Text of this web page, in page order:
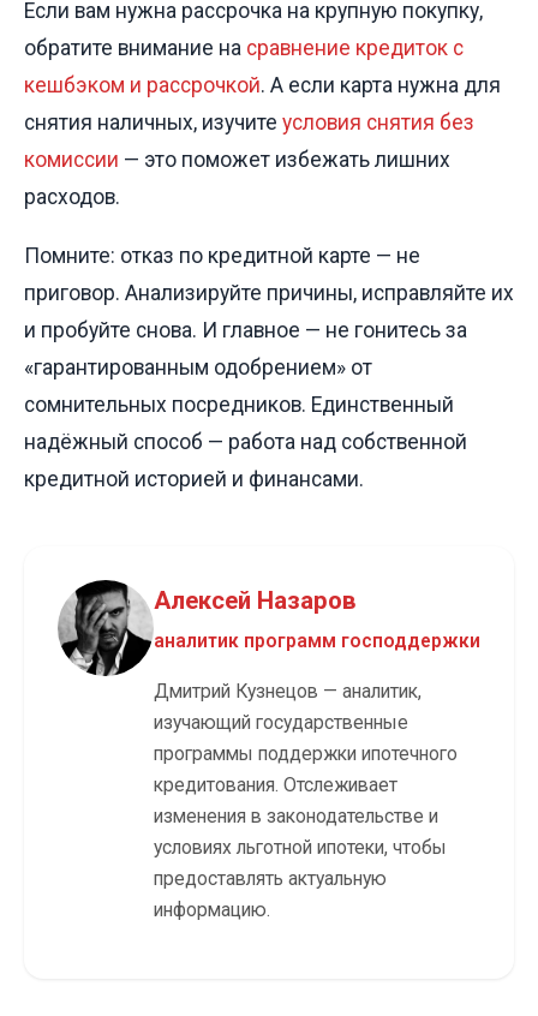
Если вам нужна рассрочка на крупную покупку,
обратите внимание на сравнение кредиток с
кешбэком и рассрочкой. А если карта нужна для
снятия наличных, изучите условия снятия без
комиссии — это поможет избежать лишних
расходов.
Помните: отказ по кредитной карте — не
приговор. Анализируйте причины, исправляйте их
и пробуйте снова. И главное — не гонитесь за
«гарантированным одобрением» от
сомнительных посредников. Единственный
надёжный способ — работа над собственной
кредитной историей и финансами.
Алексей Назаров
аналитик программ господдержки
Дмитрий Кузнецов — аналитик,
изучающий государственные
программы поддержки ипотечного
кредитования. Отслеживает
изменения в законодательстве и
условиях льготной ипотеки, чтобы
предоставлять актуальную
информацию.